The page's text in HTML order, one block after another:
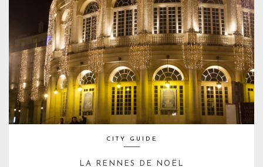
CITY GUIDE
LA RENNES DE NOËL